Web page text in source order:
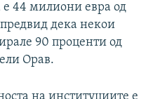
е 44 милиони евра од
дека некои
90 проценти од
Орав.